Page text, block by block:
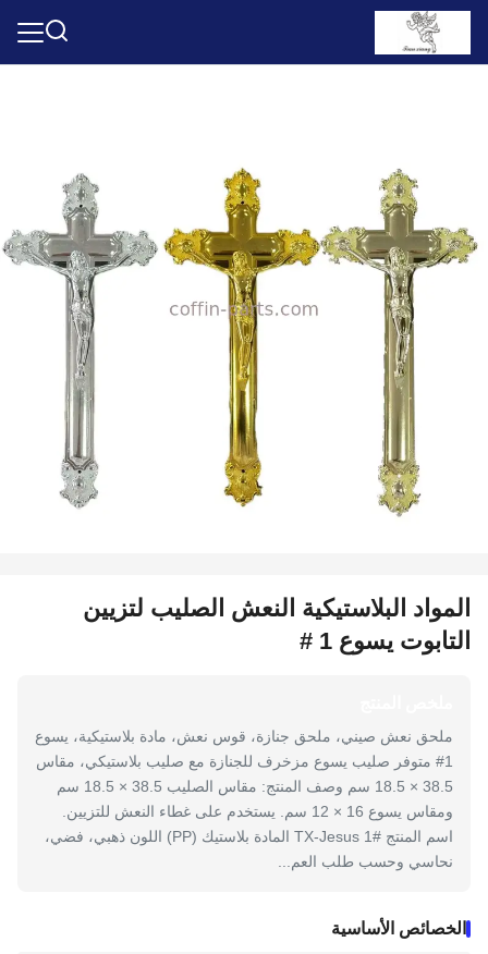
المواد البلاستيكية النعش الصليب لتزيين
التابوت يسوع 1 #
ملحق نعش صيني، ملحق جنازة، قوس نعش، مادة بلاستيكية، يسوع
1# متوفر صليب يسوع مزخرف للجنازة مع صليب بلاستيكي، مقاس
38.5 × 18.5 سم وصف المنتج: مقاس الصليب 38.5 × 18.5 سم
ومقاس يسوع 16 × 12 سم. يستخدم على غطاء النعش للتزيين.
اسم المنتج TX-Jesus 1# المادة بلاستيك (PP) اللون ذهبي، فضي،
نحاسي وحسب طلب العم...
الخصائص الأساسية